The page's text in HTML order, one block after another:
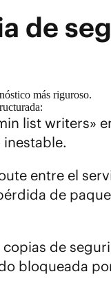
de
más riguroso.
list writers»
entre el
de
de
bloqueada